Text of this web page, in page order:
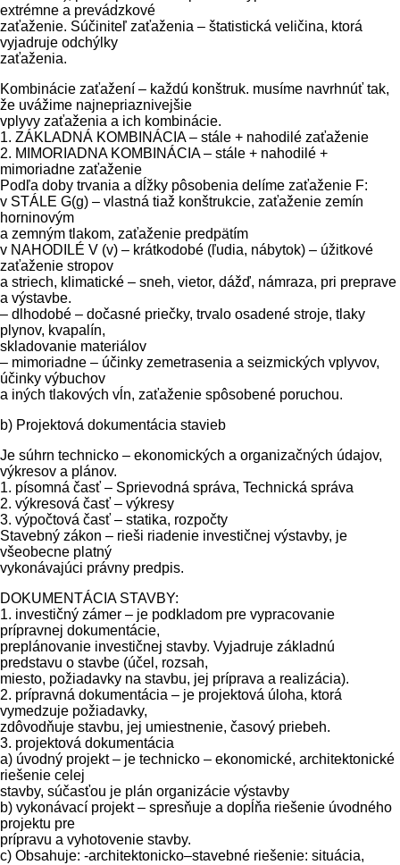
extrémne a prevádzkové
zaťaženie. Súčiniteľ zaťaženia – štatistická veličina, ktorá
vyjadruje odchýlky
zaťaženia.
Kombinácie zaťažení – každú konštruk. musíme navrhnúť tak,
že uvážime najnepriaznivejšie
vplyvy zaťaženia a ich kombinácie.
1. ZÁKLADNÁ KOMBINÁCIA – stále + nahodilé zaťaženie
2. MIMORIADNA KOMBINÁCIA – stále + nahodilé +
mimoriadne zaťaženie
Podľa doby trvania a dĺžky pôsobenia delíme zaťaženie F:
v STÁLE G(g) – vlastná tiaž konštrukcie, zaťaženie zemín
horninovým
a zemným tlakom, zaťaženie predpätím
v NAHODILÉ V (v) – krátkodobé (ľudia, nábytok) – úžitkové
zaťaženie stropov
a striech, klimatické – sneh, vietor, dážď, námraza, pri preprave
a výstavbe.
– dlhodobé – dočasné priečky, trvalo osadené stroje, tlaky
plynov, kvapalín,
skladovanie materiálov
– mimoriadne – účinky zemetrasenia a seizmických vplyvov,
účinky výbuchov
a iných tlakových vĺn, zaťaženie spôsobené poruchou.
b) Projektová dokumentácia stavieb
Je súhrn technicko – ekonomických a organizačných údajov,
výkresov a plánov.
1. písomná časť – Sprievodná správa, Technická správa
2. výkresová časť – výkresy
3. výpočtová časť – statika, rozpočty
Stavebný zákon – rieši riadenie investičnej výstavby, je
všeobecne platný
vykonávajúci právny predpis.
DOKUMENTÁCIA STAVBY:
1. investičný zámer – je podkladom pre vypracovanie
prípravnej dokumentácie,
preplánovanie investičnej stavby. Vyjadruje základnú
predstavu o stavbe (účel, rozsah,
miesto, požiadavky na stavbu, jej príprava a realizácia).
2. prípravná dokumentácia – je projektová úloha, ktorá
vymedzuje požiadavky,
zdôvodňuje stavbu, jej umiestnenie, časový priebeh.
3. projektová dokumentácia
a) úvodný projekt – je technicko – ekonomické, architektonické
riešenie celej
stavby, súčasťou je plán organizácie výstavby
b) vykonávací projekt – spresňuje a dopĺňa riešenie úvodného
projektu pre
prípravu a vyhotovenie stavby.
c) Obsahuje: -architektonicko–stavebné riešenie: situácia,